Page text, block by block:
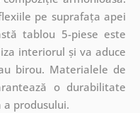
pe suprafața apei
tablou 5-piese este
interiorul și va aduce
birou. Materialele de
o durabilitate
produsului.